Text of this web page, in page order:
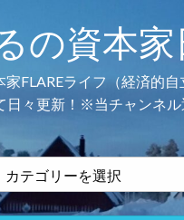
の資本
FLAREライフ（経済的
日々更新！※当チャンネ